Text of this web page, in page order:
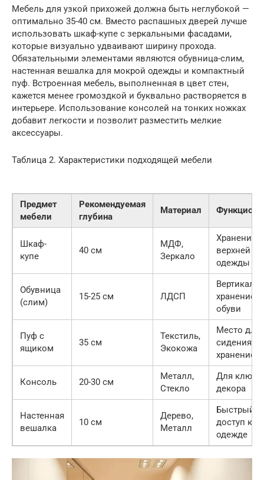
Мебель для узкой прихожей должна быть неглубокой —
оптимально 35-40 см. Вместо распашных дверей лучше
использовать шкаф-купе с зеркальными фасадами,
которые визуально удваивают ширину прохода.
Обязательными элементами являются обувница-слим,
настенная вешалка для мокрой одежды и компактный
пуф. Встроенная мебель, выполненная в цвет стен,
кажется менее громоздкой и буквально растворяется в
интерьере. Использование консолей на тонких ножках
добавит легкости и позволит разместить мелкие
аксессуары.
Таблица 2. Характеристики подходящей мебели
Предмет
мебели
Рекомендуемая
глубина
Материал
Шкаф-
купе
40 см
МДФ,
Зеркало
Хранение
верхней
одежды
Обувница
(слим)
15-25 см ЛДСП
хранение
обуви
Пуф с
ящиком
35 см
Текстиль,
Экокожа
Место для
сидения +
хранение
Консоль 20-30 см
Металл,
Стекло
Для
декора
Настенная
вешалка
10 см
Дерево,
Металл
Быстрый
доступ к
одежде